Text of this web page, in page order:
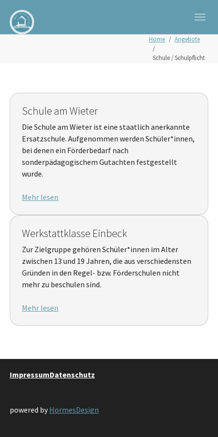
Home Angebote
Schule / Schulpflicht
Schule am Wieter
Die Schule am Wieter ist eine staatlich anerkannte
Ersatzschule. Aufgenommen werden Schüler*innen,
bei denen ein Förderbedarf nach
sonderpädagogischem Gutachten festgestellt
wurde.
Mehr lesen
Werkstattklasse Einbeck
Zur Zielgruppe gehören Schüler*innen im Alter
zwischen 13 und 19 Jahren, die aus verschiedensten
Gründen in den Regel- bzw. Förderschulen nicht
mehr zu beschulen sind.
Mehr lesen
ImpressumDatenschutz
powered byHormesDesign